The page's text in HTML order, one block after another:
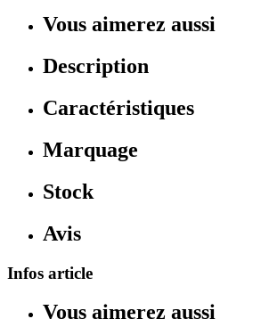
Vous aimerez aussi
Description
Caractéristiques
Marquage
Stock
Avis
Infos article
Vous aimerez aussi